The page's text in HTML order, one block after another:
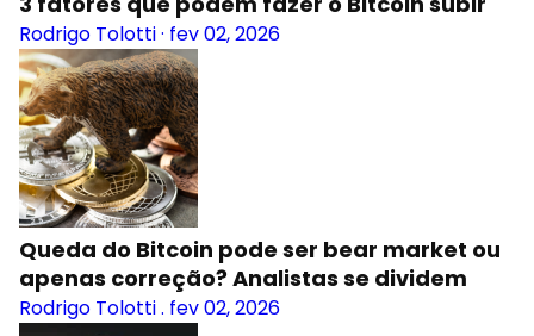
Rodrigo Tolotti· fev 02, 2026
Queda do Bitcoin pode ser bear market ou
apenas correção? Analistas se dividem
Rodrigo Tolotti. fev 02, 2026